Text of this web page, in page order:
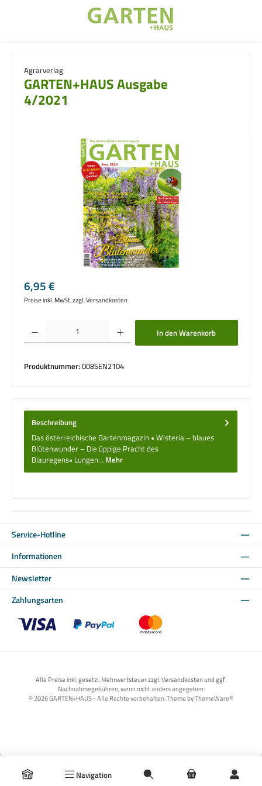
Navigation
Agrarverlag
GARTEN+HAUS Ausgabe
4/2021
Bildergalerie überspringen
Regulärer Preis:
6,95 €
Preise inkl. MwSt. zzgl. Versandkosten
Produkt Anzahl: Gib den gewünschten Wert ein oder benutze die Schaltflächen um
In den Warenkorb
Produktnummer:008SEN2104
Beschreibung
Das österreichische Gartenmagazin • Wisteria – blaues
Blütenwunder – Die üppige Pracht des
Blauregens• Lungen… Mehr
Service-Hotline
Informationen
Newsletter
Zahlungsarten
Alle Preise inkl. gesetzl. Mehrwertsteuer zzgl. Versandkosten und ggf.
Nachnahmegebühren, wenn nicht anders angegeben.
© 2026 GARTEN+HAUS - Alle Rechte vorbehalten. Theme byThemeWare®